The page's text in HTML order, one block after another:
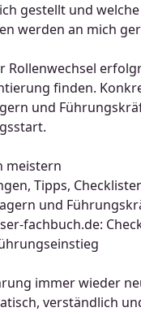
gestellt und
werden an mich
Rollenwechsel
finden.
und
meistern
Tipps,
und
fachbuch.de:
immer wieder
verständlich